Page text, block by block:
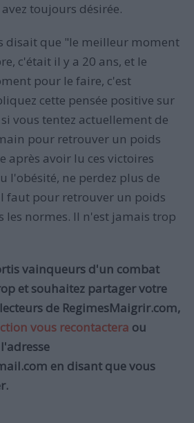
toujours désirée.
disait que "le meilleur moment
c'était il y a 20 ans, et le
pour le faire, c'est
cette pensée positive sur
vous tentez actuellement de
pour retrouver un poids
après avoir lu ces victoires
l'obésité, ne perdez plus de
faut pour retrouver un poids
les normes. Il n'est jamais trop
vainqueurs d'un combat
et souhaitez partager votre
de RegimesMaigrir.com,
vous recontactera ou
en disant que vous